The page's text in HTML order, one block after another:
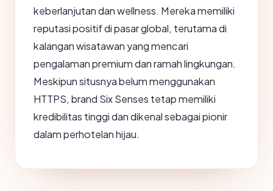
keberlanjutan dan wellness. Mereka memiliki
reputasi positif di pasar global, terutama di
kalangan wisatawan yang mencari
pengalaman premium dan ramah lingkungan.
Meskipun situsnya belum menggunakan
HTTPS, brand Six Senses tetap memiliki
kredibilitas tinggi dan dikenal sebagai pionir
dalam perhotelan hijau.